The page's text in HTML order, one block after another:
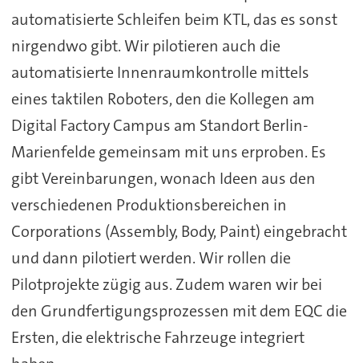
automatisierte Schleifen beim KTL, das es sonst
nirgendwo gibt. Wir pilotieren auch die
automatisierte Innenraumkontrolle mittels
eines taktilen Roboters, den die Kollegen am
Digital Factory Campus am Standort Berlin-
Marienfelde gemeinsam mit uns erproben. Es
gibt Vereinbarungen, wonach Ideen aus den
verschiedenen Produktionsbereichen in
Corporations (Assembly, Body, Paint) eingebracht
und dann pilotiert werden. Wir rollen die
Pilotprojekte zügig aus. Zudem waren wir bei
den Grundfertigungsprozessen mit dem EQC die
Ersten, die elektrische Fahrzeuge integriert